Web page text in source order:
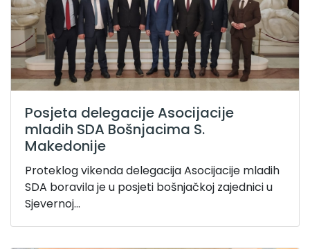
Posjeta delegacije Asocijacije
mladih SDA Bošnjacima S.
Makedonije
Proteklog vikenda delegacija Asocijacije mladih
SDA boravila je u posjeti bošnjačkoj zajednici u
Sjevernoj...